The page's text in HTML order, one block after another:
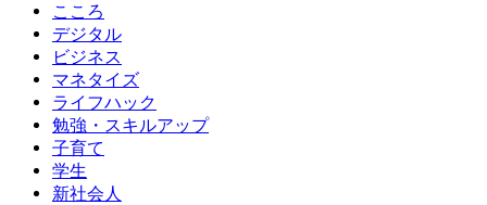
こころ
デジタル
ビジネス
マネタイズ
ライフハック
勉強・スキルアップ
子育て
学生
新社会人